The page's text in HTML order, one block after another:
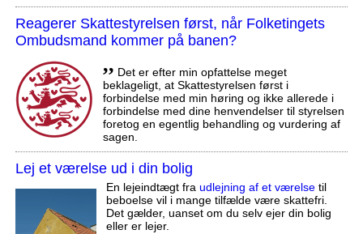
Reagerer Skattestyrelsen først, når Folketingets
Ombudsmand kommer på banen?
,, Det er efter min opfattelse meget
beklageligt, at Skattestyrelsen først i
forbindelse med min høring og ikke allerede i
forbindelse med dine henvendelser til styrelsen
foretog en egentlig behandling og vurdering af
sagen.
Lej et værelse ud i din bolig
En lejeindtægt fra udlejning af et værelsetil
beboelse vil i mange tilfælde være skattefri.
Det gælder, uanset om du selv ejer din bolig
eller er lejer.